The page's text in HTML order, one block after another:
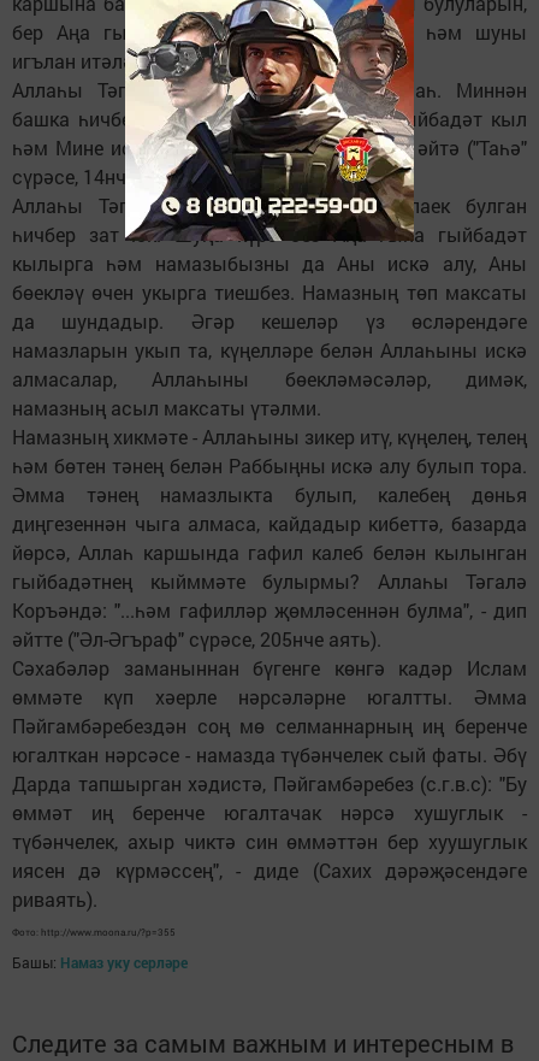
бер Аңа гыйбадәт кылуларын таныйлар һәм шуны
игълан итәләр.
Аллаһы Тәгалә: "Дөреслектә, Мин - Аллаһ. Миннән
башка һичбер хак иляһ юк, Миңа гына гыйбадәт кыл
һәм Мине искә алу өчен намаз укы", - дип әйтә ("Таһә"
сүрәсе, 14нче аять).
Аллаһы Тәгаләдән башка гыйбадәткә лаек булган
һичбер зат юк. Шуңа күрә без Аңа гына гыйбадәт
кылырга һәм намазыбызны да Аны искә алу, Аны
бөекләү өчен укырга тиешбез. Намазның төп максаты
да шундадыр. Әгәр кешеләр үз өсләрендәге
намазларын укып та, күңелләре белән Аллаһыны искә
алмасалар, Аллаһыны бөекләмәсәләр, димәк,
намазның асыл максаты үтәлми.
Намазның хикмәте - Аллаһыны зикер итү, күңелең, телең
һәм бөтен тәнең белән Раббыңны искә алу булып тора.
Әмма тәнең намазлыкта булып, калебең дөнья
диңгезеннән чыга алмаса, кайдадыр кибеттә, базарда
йөрсә, Аллаһ каршында гафил калеб белән кылынган
гыйбадәтнең кыйммәте булырмы? Аллаһы Тәгалә
Коръәндә: "...һәм гафилләр җөмләсеннән булма", - дип
әйтте ("Әл-Әгъраф" сүрәсе, 205нче аять).
Сәхабәләр заманыннан бүгенге көнгә кадәр Ислам
өммәте күп хәерле нәрсәләрне югалтты. Әмма
Пәйгамбәребездән соң мө селманнарның иң беренче
югалткан нәрсәсе - намазда түбәнчелек сый фаты. Әбү
Дарда тапшырган хәдистә, Пәйгамбәребез (с.г.в.с): "Бу
өммәт иң беренче югалтачак нәрсә хушуглык -
түбәнчелек, ахыр чиктә син өммәттән бер хуушуглык
иясен дә күрмәссең", - диде (Сахих дәрәҗәсендәге
риваять).
Фото: http://www.moona.ru/?p=355
Башы: Намаз уку серләре
Следите за самым важным и интересным в